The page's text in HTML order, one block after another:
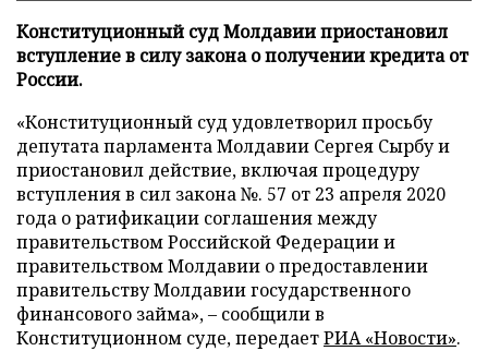
Конституционный суд Молдавии приостановил
вступление в силу закона о получении кредита от
России.
«Конституционный суд удовлетворил просьбу
депутата парламента Молдавии Сергея Сырбу и
приостановил действие, включая процедуру
вступления в сил закона №. 57 от 23 апреля 2020
года о ратификации соглашения между
правительством Российской Федерации и
правительством Молдавии о предоставлении
правительству Молдавии государственного
финансового займа», – сообщили в
Конституционном суде, передаетРИА «Новости».